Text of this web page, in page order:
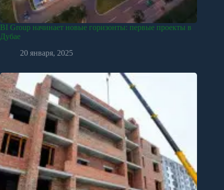
BI Group начинает новые горизонты: первые проекты в
Дубае
20 января, 2025